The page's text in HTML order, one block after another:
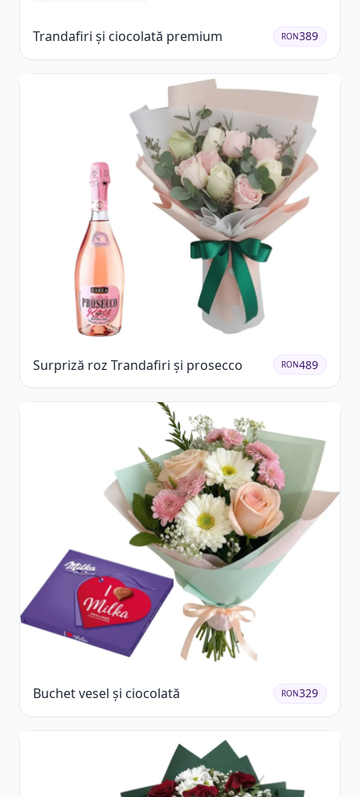
Trandafiri și ciocolată premium RON389
Surpriză roz Trandafiri și prosecco RON489
Buchet vesel și ciocolată RON329